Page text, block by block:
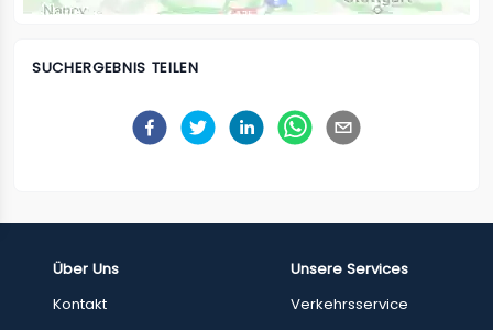
SUCHERGEBNIS TEILEN
Über Uns
Kontakt
Unsere Services
Verkehrsservice